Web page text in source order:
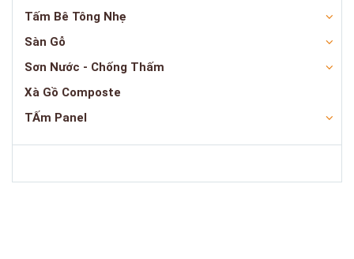
Tấm Bê Tông Nhẹ
Sàn Gỗ
Sơn Nước - Chống Thấm
Xà Gồ Composte
TẤm Panel